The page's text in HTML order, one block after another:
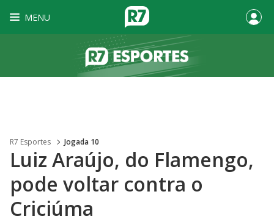
MENU
R7 Esportes Jogada 10
Luiz Araújo, do Flamengo,
pode voltar contra o
Criciúma